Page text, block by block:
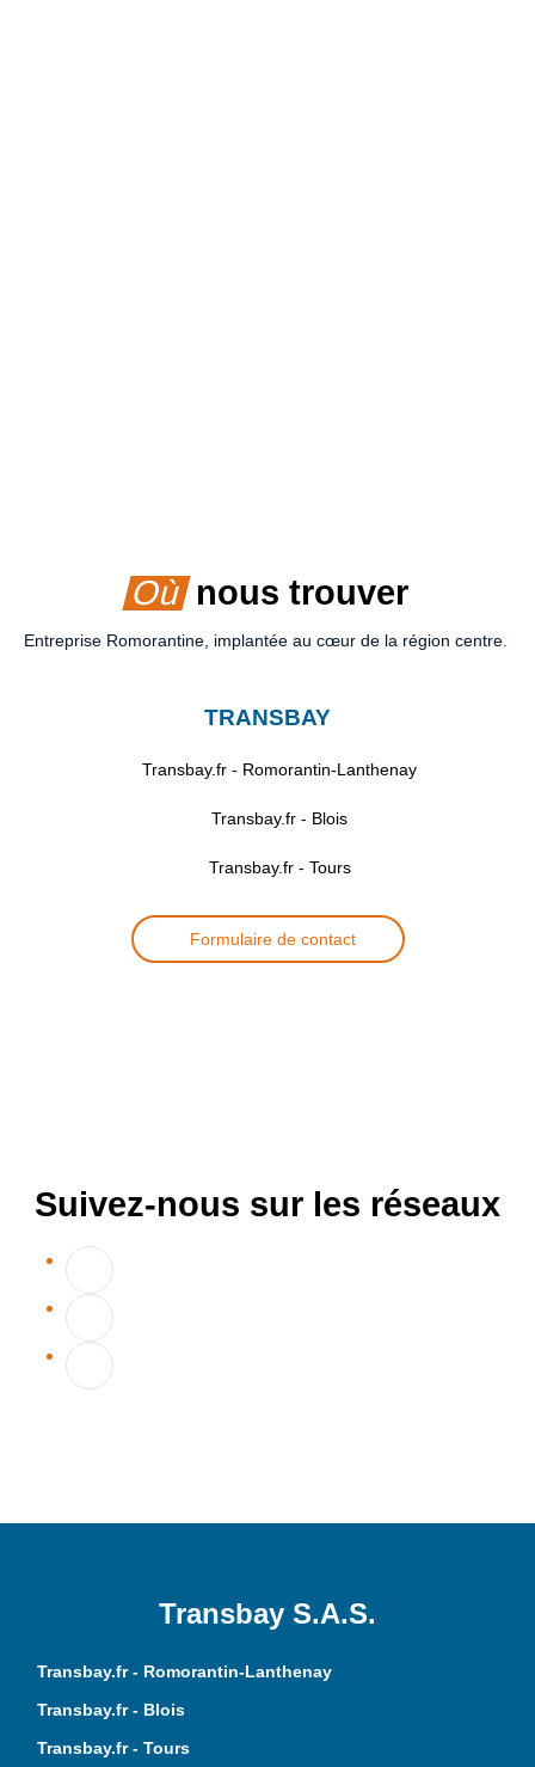
Oùnous trouver
Entreprise Romorantine, implantée au cœur de la région centre.
TRANSBAY
Transbay.fr - Romorantin-Lanthenay
Transbay.fr - Blois
Transbay.fr - Tours
Formulaire de contact
Suivez-nous sur les réseaux
Transbay S.A.S.
Transbay.fr - Romorantin-Lanthenay
Transbay.fr - Blois
Transbay.fr - Tours